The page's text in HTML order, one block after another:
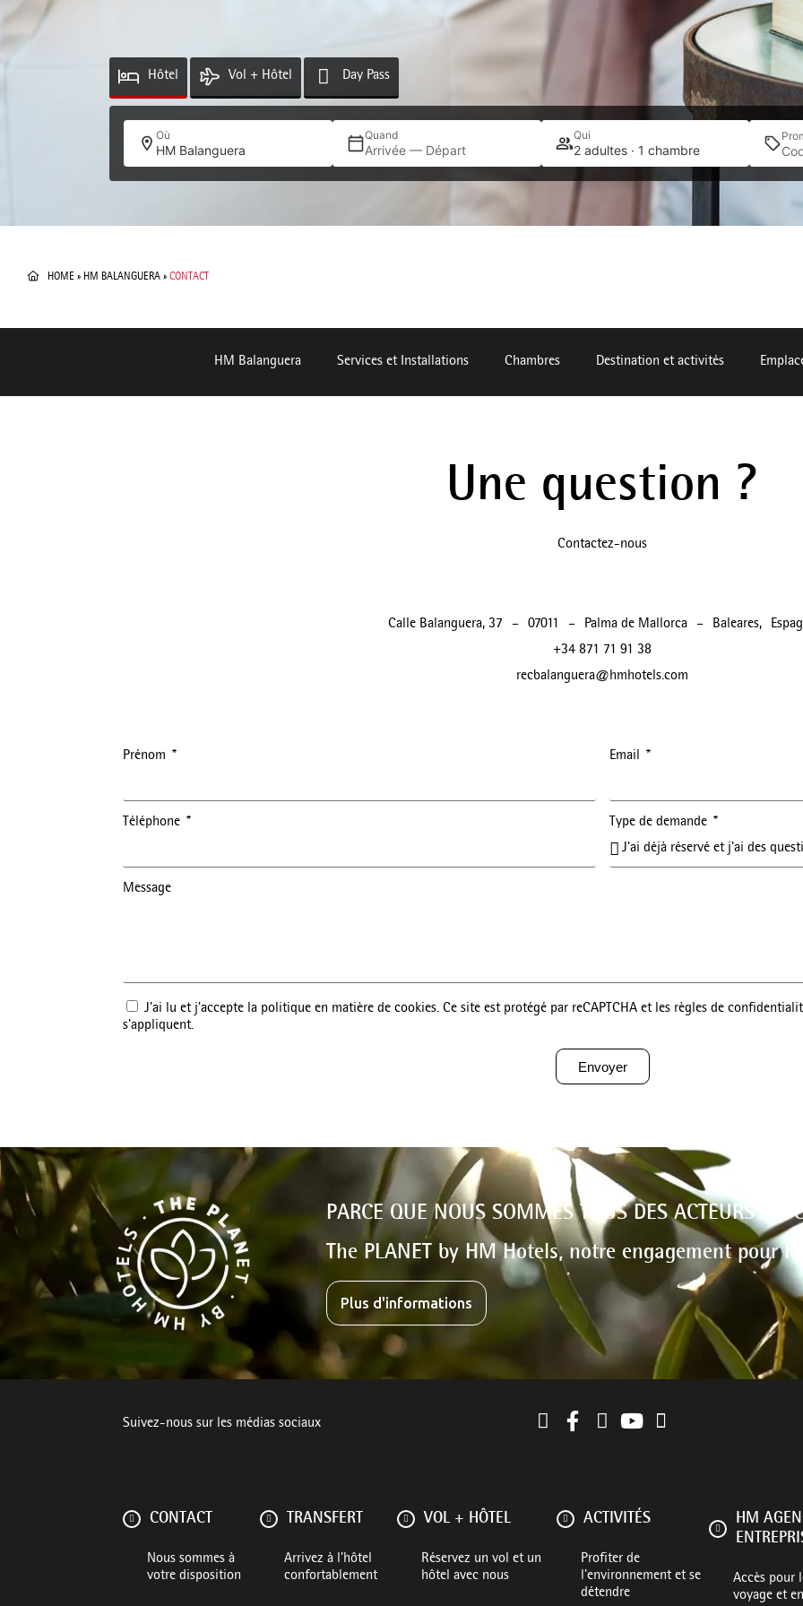
Hôtel Vol + Hôtel Day Pass
Où
HM Balanguera
Quand
Arrivée — Départ
Qui
2 adultes · 1 chambre
HOME » HM BALANGUERA » CONTACT
HM Balanguera Services et Installations Chambres Destination et activités
Une question ?
Contactez-nous
Calle Balanguera, 37 – 07011 – Palma de Mallorca – Baleares,
+34 871 71 91 38
recbalanguera@hmhotels.com
Prénom Email
Téléphone Type de demande
Message
J'ai lu et j'accepte la politique en matière de cookies. Ce site est protégé par reCAPTCHA et les règles de
s'appliquent.
Envoyer
PARCE QUE NOUS SOMMES TOUS DES ACTEURS DU
The PLANET by HM Hotels, notre engagement pour
Plus d'informations
Suivez-nous sur les médias sociaux
CONTACT
Nous sommes à
votre disposition
TRANSFERT
Arrivez à l’hôtel
confortablement
VOL + HÔTEL
Réservez un vol et un
hôtel avec nous
ACTIVITÉS
Profiter de
l'environnement et se
détendre
HM
Accès pour
voyage et